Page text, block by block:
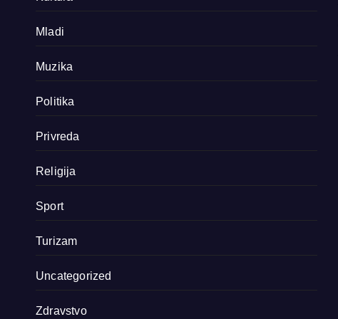
Mladi
Muzika
Politika
Privreda
Religija
Sport
Turizam
Uncategorized
Zdravstvo